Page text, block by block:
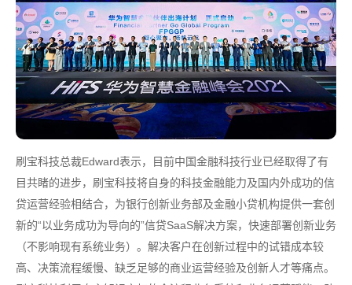
刷宝科技总裁Edward表示，目前中国金融科技行业已经取得了有
目共睹的进步，刷宝科技将自身的科技金融能力及国内外成功的信
贷运营经验相结合，为银行创新业务部及金融小贷机构提供一套创
新的“以业务成功为导向的”信贷SaaS解决方案，快速部署创新业务
（不影响现有系统业务）。解决客户在创新过程中的试错成本较
高、决策流程缓慢、缺乏足够的商业运营经验及创新人才等痛点。